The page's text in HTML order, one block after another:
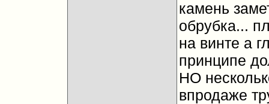
камень
обрубка...
на винте а
принципе
НО
впродаже